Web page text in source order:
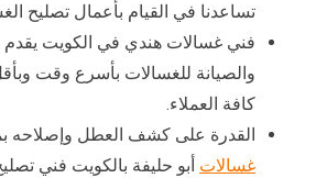
تساعدنا في القيام بأعمال تصليح
فني غسالات هندي في الكويت يقدم
والصيانة للغسالات بأسرع وقت
كافة العملاء.
القدرة على كشف العطل وإصلاحه
غسالات أبو حليفة بالكويت فني